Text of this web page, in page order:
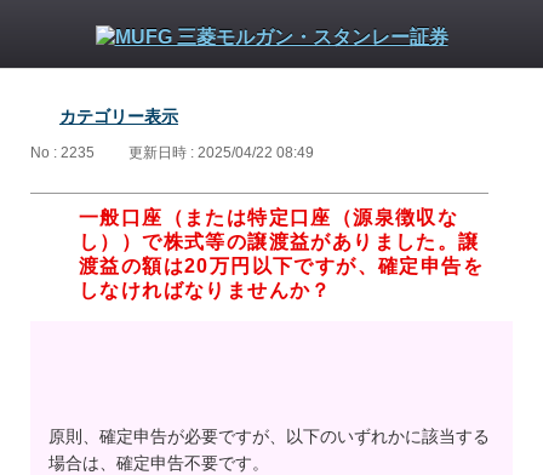
カテゴリー表示
No : 2235 更新日時 : 2025/04/22 08:49
一般口座（または特定口座（源泉徴収な
し））で株式等の譲渡益がありました。譲
渡益の額は20万円以下ですが、確定申告を
しなければなりませんか？
原則、確定申告が必要ですが、以下のいずれかに該当する
場合は、確定申告不要です。